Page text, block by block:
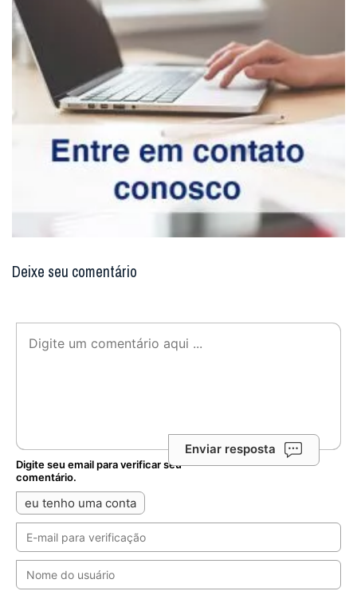
Deixe seu comentário
Enviar resposta
Digite seu email para verificar seu
comentário.
eu tenho uma conta